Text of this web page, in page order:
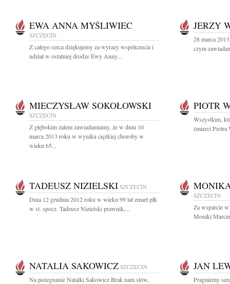
EWA ANNA MYŚLIWIEC
SZCZECIN
Z całego serca dziękujemy za wyrazy współczucia i
udział w ostatniej drodze Ewy Anny...
JERZY
28 marca
czym
MIECZYSŁAW SOKOŁOWSKI
SZCZECIN
Z głębokim żalem zawiadamiamy, że w dniu 10
marca 2013 roku w wyniku ciężkiej choroby w
wieku 65...
PIOTR
Wszystkim,
śmierci Piotra
TADEUSZ NIZIELSKI SZCZECIN
Dnia 12 grudnia 2012 roku w wieku 99 lat zmarł płk
w st. spocz. Tadeusz Nizielski prawnik,...
SZCZECIN
Za wsparcie
Moniki
NATALIA SAKOWICZ SZCZECIN
Na pożegnanie Natalki Sakowicz Brak nam słów,
JAN
Pragniemy